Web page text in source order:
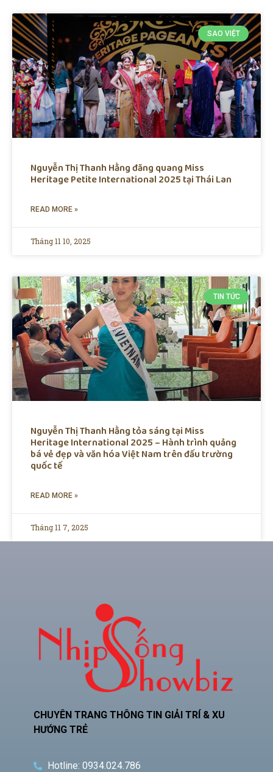
SAO VIỆT
Nguyễn Thị Thanh Hằng đăng quang Miss
Heritage Petite International 2025 tại Thái Lan
READ MORE »
Tháng 11 10, 2025
TIN TỨC
Nguyễn Thị Thanh Hằng tỏa sáng tại Miss
Heritage International 2025 – Hành trình quảng
bá vẻ đẹp và văn hóa Việt Nam trên đấu trường
quốc tế
READ MORE »
Tháng 11 7, 2025
CHUYÊN TRANG THÔNG TIN GIẢI TRÍ & XU
HƯỚNG TRẺ
Hotline: 0934.024.786